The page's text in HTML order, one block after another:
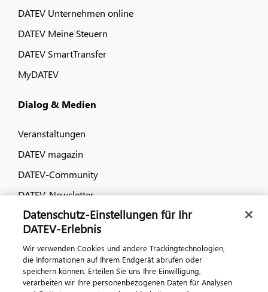
DATEV Unternehmen online
DATEV Meine Steuern
DATEV SmartTransfer
MyDATEV
Dialog & Medien
Veranstaltungen
DATEV magazin
DATEV-Community
DATEV-Newsletter
Kontaktieren Sie uns
Datenschutz-Einstellungen für Ihr
DATEV-Erlebnis
Wir verwenden Cookies und andere Trackingtechnologien,
die Informationen auf Ihrem Endgerät abrufen oder
speichern können. Erteilen Sie uns Ihre Einwilligung,
verarbeiten wir Ihre personenbezogenen Daten für Analysen